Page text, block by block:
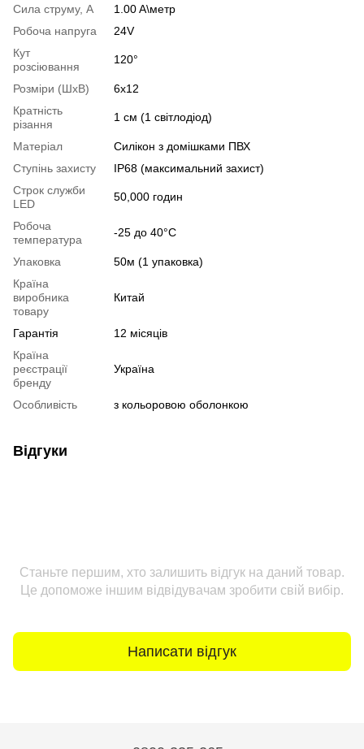
Сила струму, А
1.00 A\метр
Робоча напруга
24V
Кут
розсіювання
120°
Розміри (ШхВ)
6х12
Кратність
різання
1 см (1 світлодіод)
Матеріал
Силікон з домішками ПВХ
Ступінь захисту
IP68 (максимальний захист)
Строк служби
LED
50,000 годин
Робоча
температура
-25 до 40°С
Упаковка
50м (1 упаковка)
Країна
виробника
товару
Китай
Гарантія
12 місяців
Країна
реєстрації
бренду
Україна
Особливість з кольоровою оболонкою
Відгуки
Станьте першим, хто залишить відгук на даний товар.
Це допоможе іншим відвідувачам зробити свій вибір.
Написати відгук